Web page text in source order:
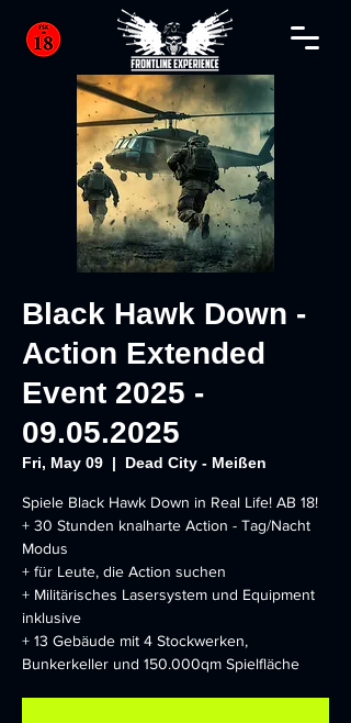
Black Hawk Down -
Action Extended
Event 2025 -
09.05.2025
Fri, May 09
  |
Dead City - Meißen
Spiele Black Hawk Down in Real Life! AB 18!
+ 30 Stunden knalharte Action - Tag/Nacht
Modus
+ für Leute, die Action suchen
+ Militärisches Lasersystem und Equipment
inklusive
+ 13 Gebäude mit 4 Stockwerken,
Bunkerkeller und 150.000qm Spielfläche